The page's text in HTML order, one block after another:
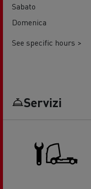
Sabato
Domenica
See specific hours >
Servizi